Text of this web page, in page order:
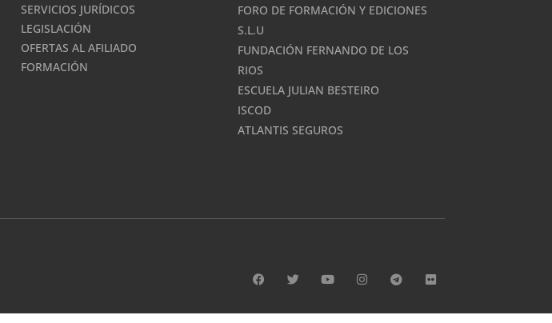
SERVICIOS JURÍDICOS
LEGISLACIÓN
OFERTAS AL AFILIADO
FORMACIÓN
FORO DE FORMACIÓN Y EDICIONES
S.L.U
FUNDACIÓN FERNANDO DE LOS
RIOS
ESCUELA JULIAN BESTEIRO
ISCOD
ATLANTIS SEGUROS